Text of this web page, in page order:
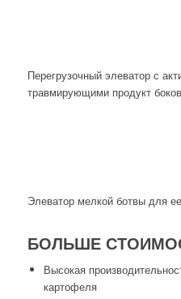
Перегрузочный элеватор с
травмирующими продукт
Элеватор мелкой ботвы для
БОЛЬШЕ
Высокая
картофеля